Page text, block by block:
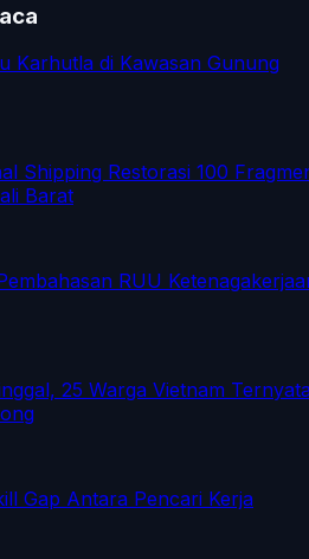
Karhutla di Kawasan Gunung
Shipping Restorasi 100
Barat
RUU
25 Warga Vietnam
Gap Antara Pencari Kerja